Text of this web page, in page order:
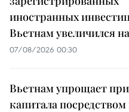
иностранных
Вьетнам увеличился
07/08/2026 00:30
Вьетнам упрощает
капитала